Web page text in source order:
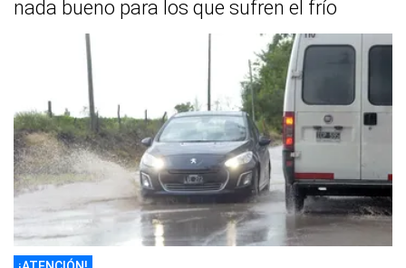
nada bueno para los que sufren el frío